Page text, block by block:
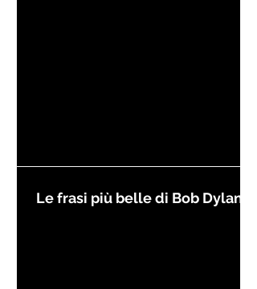
Le frasi più belle di Bob Dylan